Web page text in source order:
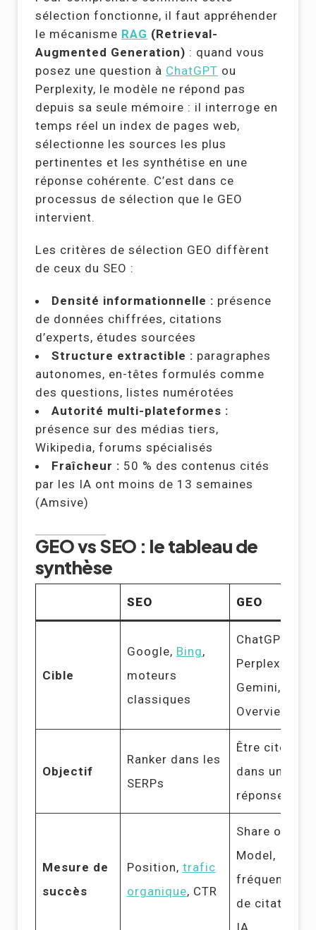
sélection fonctionne, il faut appréhender
le mécanisme RAG (Retrieval-
Augmented Generation) : quand vous
posez une question à ChatGPT ou
Perplexity, le modèle ne répond pas
depuis sa seule mémoire : il interroge en
temps réel un index de pages web,
sélectionne les sources les plus
pertinentes et les synthétise en une
réponse cohérente. C’est dans ce
processus de sélection que le GEO
intervient.
Les critères de sélection GEO diffèrent
de ceux du SEO :
Densité informationnelle : présence
de données chiffrées, citations
d’experts, études sourcées
Structure extractible : paragraphes
autonomes, en-têtes formulés comme
des questions, listes numérotées
Autorité multi-plateformes :
présence sur des médias tiers,
Wikipedia, forums spécialisés
Fraîcheur : 50 % des contenus cités
par les IA ont moins de 13 semaines
(Amsive)
GEO vs SEO : le tableau de
synthèse
SEO GEO
Cible
Google, Bing,
moteurs
classiques
ChatGPT,
Perplexity,
Gemini, AI
Overviews
Objectif
Ranker dans les
SERPs
Être cité
dans une
réponse IA
Mesure de
succès
Position, trafic
organique, CTR
Share of
Model,
fréquence
de citation